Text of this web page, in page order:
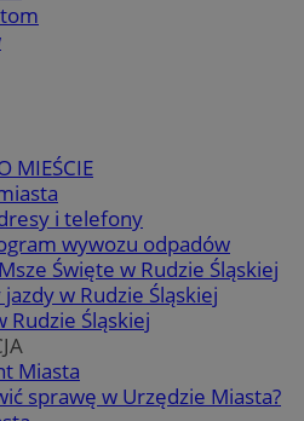
MIEŚCIE
i telefony
wywozu odpadów
Święte w Rudzie Śląskiej
jazdy w Rudzie Śląskiej
Rudzie Śląskiej
Miasta
sprawę w Urzędzie Miasta?